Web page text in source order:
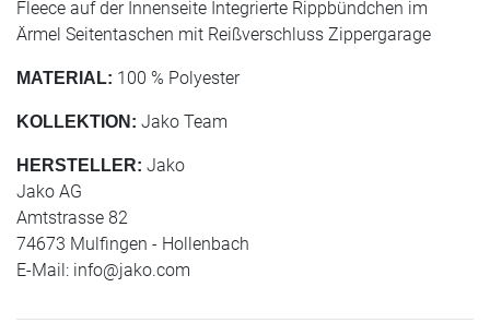
Fleece auf der Innenseite Integrierte Rippbündchen im
Ärmel Seitentaschen mit Reißverschluss Zippergarage
MATERIAL: 100 % Polyester
KOLLEKTION: Jako Team
HERSTELLER: Jako
Jako AG
Amtstrasse 82
74673 Mulfingen - Hollenbach
E-Mail: info@jako.com